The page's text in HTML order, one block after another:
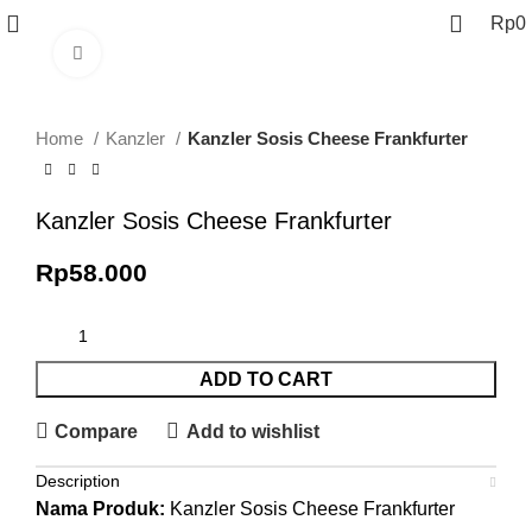
Rp0
Home Kanzler Kanzler Sosis Cheese Frankfurter
Kanzler Sosis Cheese Frankfurter
Rp58.000
ADD TO CART
Compare Add to wishlist
Description
Nama Produk: Kanzler Sosis Cheese Frankfurter